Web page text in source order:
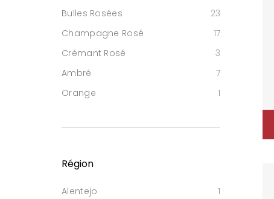
Bulles Rosées
23
Champagne Rosé
17
Crémant Rosé
3
Ambré
7
Orange
1
Région
Alentejo
1